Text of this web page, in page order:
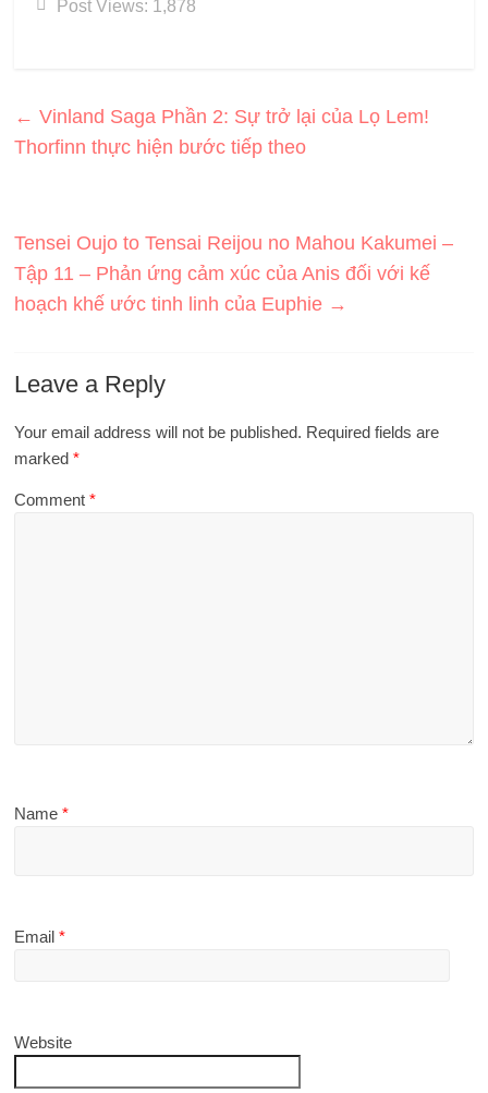
Post Views: 1,878
← Vinland Saga Phần 2: Sự trở lại của Lọ Lem!
Thorfinn thực hiện bước tiếp theo
Tensei Oujo to Tensai Reijou no Mahou Kakumei –
Tập 11 – Phản ứng cảm xúc của Anis đối với kế
hoạch khế ước tinh linh của Euphie →
Leave a Reply
Your email address will not be published. Required fields are
marked*
Comment*
Name*
Email*
Website